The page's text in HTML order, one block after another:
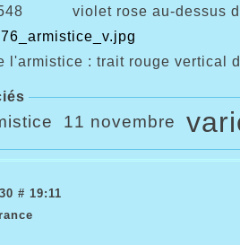
violet rose au-dessus
l'armistice : trait rouge vertical
11 novembre
# 19:11